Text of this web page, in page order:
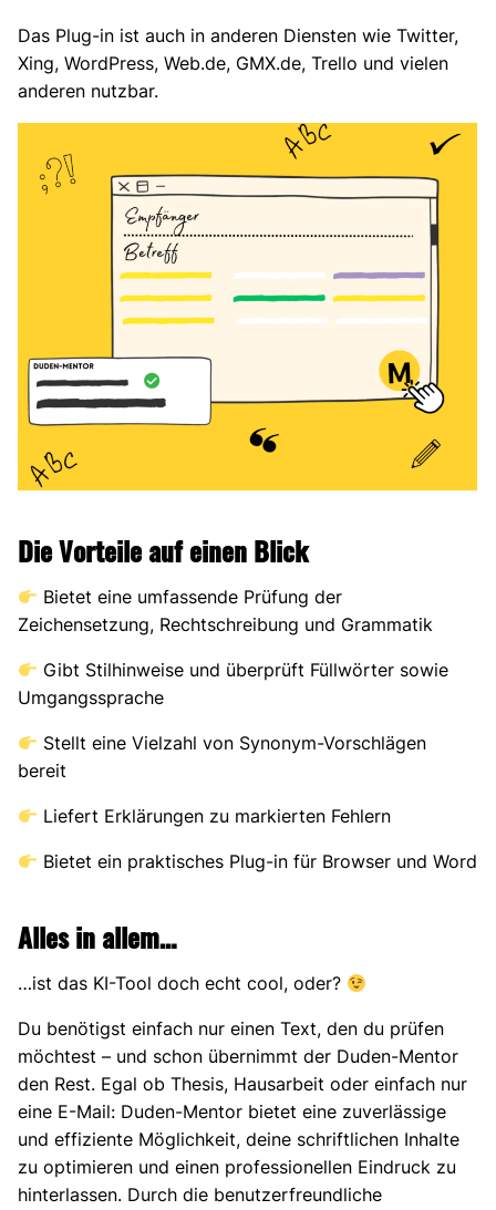
Das Plug-in ist auch in anderen Diensten wie Twitter,
Xing, WordPress, Web.de, GMX.de, Trello und vielen
anderen nutzbar.
Die Vorteile auf einen Blick
Bietet eine umfassende Prüfung der
Zeichensetzung, Rechtschreibung und Grammatik
Gibt Stilhinweise und überprüft Füllwörter sowie
Umgangssprache
Stellt eine Vielzahl von Synonym-Vorschlägen
bereit
Liefert Erklärungen zu markierten Fehlern
Bietet ein praktisches Plug-in für Browser und Word
Alles in allem…
…ist das KI-Tool doch echt cool, oder?
Du benötigst einfach nur einen Text, den du prüfen
möchtest – und schon übernimmt der Duden-Mentor
den Rest. Egal ob Thesis, Hausarbeit oder einfach nur
eine E-Mail: Duden-Mentor bietet eine zuverlässige
und effiziente Möglichkeit, deine schriftlichen Inhalte
zu optimieren und einen professionellen Eindruck zu
hinterlassen. Durch die benutzerfreundliche